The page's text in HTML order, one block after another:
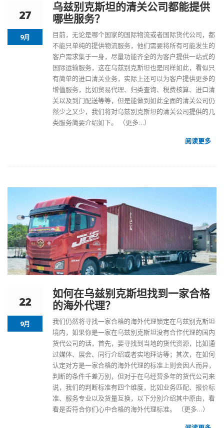
27
9月
乌兹别克斯坦的清关公司都能提供
哪些服务？
目前，无论是哪个国家的国际物流或者国际货代公司，都
不能只单纯的提供物流服务，他们需要将所有可能发生的
客户需求集于一身，尽量功能齐全的为客户提供一站式的
国际运输服务，这在乌兹别克斯坦也是同样如此，看似只
有简单的进口清关业务，实际上还可以为客户提供更多的
增值服务，比如贸易代理、归类查询、税费核算、进口清
关以及到门配送等等，但是能做到如此全面的清关公司仍
然少之又少，我们将对乌兹别克斯坦的清关公司提供的几
类服务简要介绍如下。
（更多…）
阅读更多
22
9月
如何在乌兹别克斯坦找到一家合格
的海外代理？
我们仍然将寻找一家合格的海外代理锁定在乌兹别克斯坦
境内，如果你是一家在乌兹别克斯坦没有合作代理的国内
货代公司的话，首先，要寻找到当地的货代资源，比如通
过媒体、展会、同行介绍或者实地拜访等；其次，在如何
认定对方是一家合格的海外代理的标准上则会因人而异，
判断的条件千差万别，但对于在乌经营多年的货代公司来
说，我们的判断标准有四个维度，比如业务匹配、报价标
准、服务专业以及货量互换，以下分别介绍其中原由，看
看是否符合你们心中合格的海外代理标准。
（更多…）